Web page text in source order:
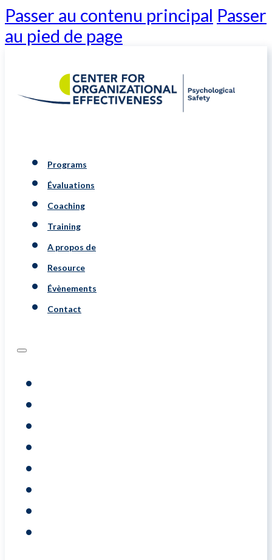
Passer au contenu principal Passer
au pied de page
Programs
Évaluations
Coaching
Training
A propos de
Resource
Évènements
Contact